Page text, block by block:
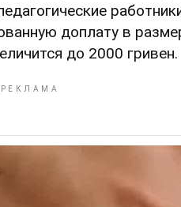
доплату в
до 2000 гривен.